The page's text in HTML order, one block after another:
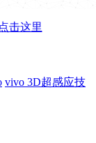
击这里
vivo 3D超感应技